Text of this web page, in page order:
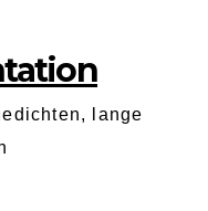
lange